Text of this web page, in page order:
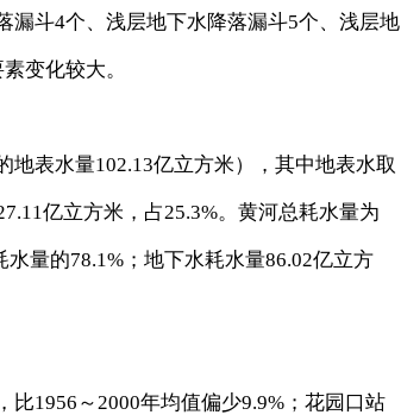
漏斗4个、浅层地下水降落漏斗5个、浅层地
变化较大。
表水量102.13亿立方米），其中地表水取
亿立方米，占25.3%。黄河总耗水量为
量的78.1%；地下水耗水量86.02亿立方
1956～2000年均值偏少9.9%；花园口站